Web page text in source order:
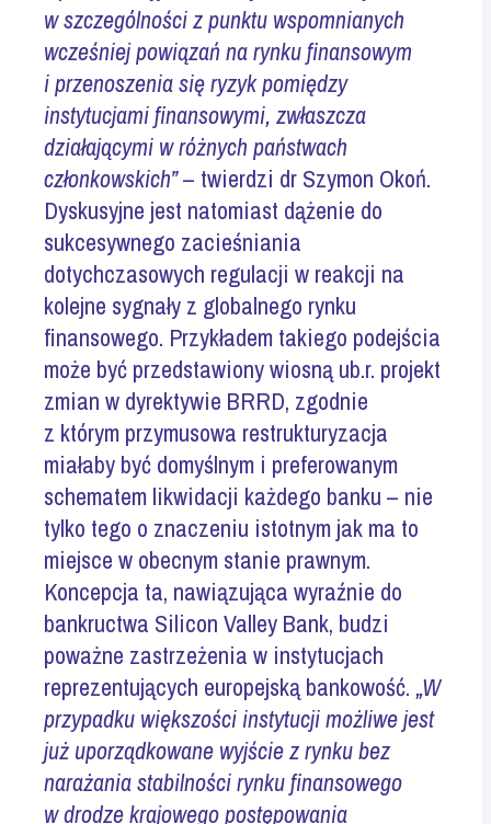
w szczególności z punktu wspomnianych
wcześniej powiązań na rynku finansowym
i przenoszenia się ryzyk pomiędzy
instytucjami finansowymi, zwłaszcza
działającymi w różnych państwach
członkowskich”– twierdzi dr Szymon Okoń.
Dyskusyjne jest natomiast dążenie do
sukcesywnego zacieśniania
dotychczasowych regulacji w reakcji na
kolejne sygnały z globalnego rynku
finansowego. Przykładem takiego podejścia
może być przedstawiony wiosną ub.r. projekt
zmian w dyrektywie BRRD, zgodnie
z którym przymusowa restrukturyzacja
miałaby być domyślnym i preferowanym
schematem likwidacji każdego banku – nie
tylko tego o znaczeniu istotnym jak ma to
miejsce w obecnym stanie prawnym.
Koncepcja ta, nawiązująca wyraźnie do
bankructwa Silicon Valley Bank, budzi
poważne zastrzeżenia w instytucjach
reprezentujących europejską bankowość. „W
przypadku większości instytucji możliwe jest
już uporządkowane wyjście z rynku bez
narażania stabilności rynku finansowego
w drodze krajowego postępowania